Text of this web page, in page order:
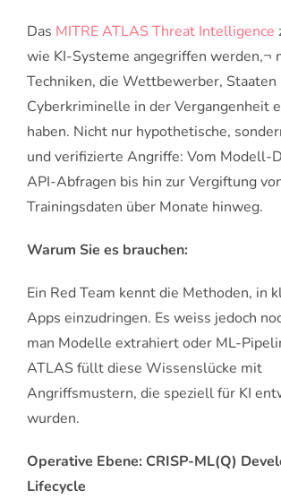
Das MITRE ATLAS Threat Intelligence
wie KI-Systeme angegriffen werden,¬
Techniken, die Wettbewerber, Staaten
Cyberkriminelle in der Vergangenheit
haben. Nicht nur hypothetische,
und verifizierte Angriffe: Vom Modell-
API-Abfragen bis hin zur Vergiftung
Trainingsdaten über Monate hinweg.
Warum Sie es brauchen:
Ein Red Team kennt die Methoden, in
Apps einzudringen. Es weiss jedoch
man Modelle extrahiert oder ML-
ATLAS füllt diese Wissenslücke mit
Angriffsmustern, die speziell für KI
wurden.
Operative Ebene: CRISP-ML(Q)
Lifecycle